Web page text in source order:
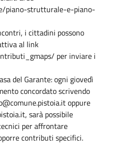
piano-strutturale-e-piano-
i cittadini possono
al link
per inviare i
del Garante: ogni giovedì
concordato scrivendo
oppure
sarà possibile
per affrontare
contributi specifici.